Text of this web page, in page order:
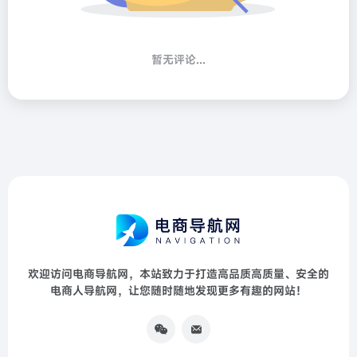
暂无评论...
欢迎访问电商导航网，本站致力于打造高品质高质量、安全的
电商人导航网，让您随时随地发现更多有趣的网站！